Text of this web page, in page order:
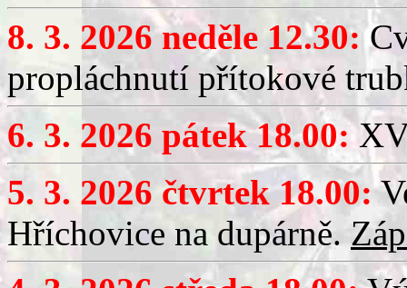
8. 3. 2026 neděle 12.30:
propláchnutí přítokové
6. 3. 2026 pátek 18.00:
5. 3. 2026 čtvrtek 18.00:
Hříchovice na dupárně.